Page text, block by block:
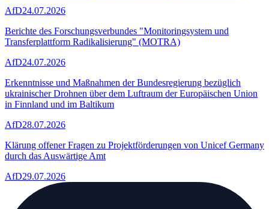
AfD24.07.2026
Berichte des Forschungsverbundes "Monitoringsystem und
Transferplattform Radikalisierung" (MOTRA)
AfD24.07.2026
Erkenntnisse und Maßnahmen der Bundesregierung bezüglich
ukrainischer Drohnen über dem Luftraum der Europäischen Union
in Finnland und im Baltikum
AfD28.07.2026
Klärung offener Fragen zu Projektförderungen von Unicef Germany
durch das Auswärtige Amt
AfD29.07.2026